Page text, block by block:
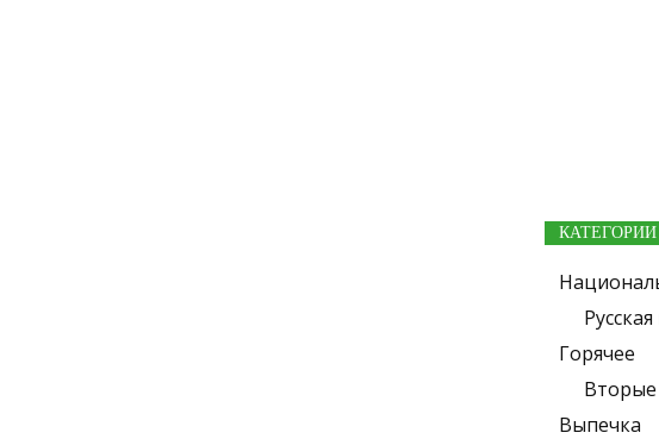
КАТЕГОРИИ
Горячее
Выпечка